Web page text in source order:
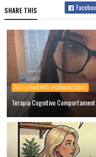
SHARE THIS
ACOLHIMENTO HUMANIZADO
Terapia Cognitivo